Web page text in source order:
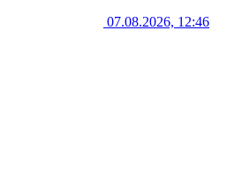
07.08.2026, 12:46